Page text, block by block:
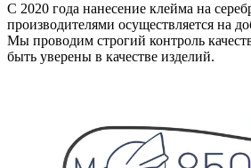
С 2020 года нанесение клейма на
производителями осуществляется на
Мы проводим строгий контроль
быть уверены в качестве изделий.